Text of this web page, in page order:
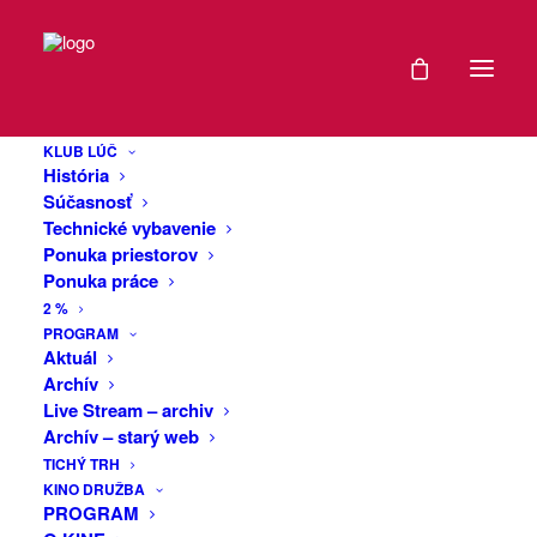
KLUB LÚČ
História
Súčasnosť
Technické vybavenie
Ponuka priestorov
Ponuka práce
2 %
PROGRAM
Aktuál
Archív
Live Stream – archiv
Archív – starý web
TICHÝ TRH
KINO DRUŽBA
PROGRAM
Strummer 2022:
BOX +
Cherrystreet +
Ironic Modern
World
Desiaty ročník predvianočného stretnutia
priateľov dobrej muziky a dvadsiate
výročie odchodu punkového warlorda
menom Joe Strummer.
DÁTUM